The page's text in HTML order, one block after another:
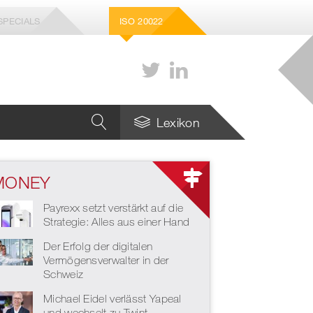
ISO 20022
und welche genau?
des europäischen
Zahlungsverkehrs
Lexikon
Payrexx setzt verstärkt auf die
Strategie: Alles aus einer Hand
Der Erfolg der digitalen
Vermögensverwalter in der
Schweiz
Michael Eidel verlässt Yapeal